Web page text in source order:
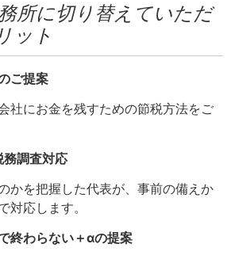
所に切り替えていただ
ット
ご提案
社にお金を残すための節税方法をご
務調査対応
かを把握した代表が、事前の備えか
対応します。
終わらない＋αの提案